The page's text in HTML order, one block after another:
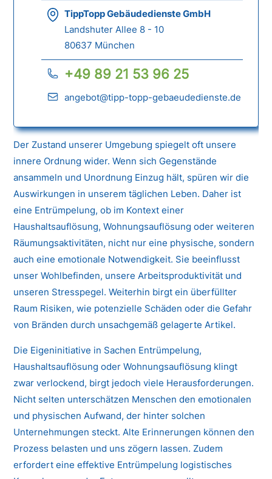
TippTopp Gebäudedienste GmbH
Landshuter Allee 8 - 10
80637 München
+49 89 21 53 96 25
angebot@tipp-topp-gebaeudedienste.de
Der Zustand unserer Umgebung spiegelt oft unsere
innere Ordnung wider. Wenn sich Gegenstände
ansammeln und Unordnung Einzug hält, spüren wir die
Auswirkungen in unserem täglichen Leben. Daher ist
eine Entrümpelung, ob im Kontext einer
Haushaltsauflösung, Wohnungsauflösung oder weiteren
Räumungsaktivitäten, nicht nur eine physische, sondern
auch eine emotionale Notwendigkeit. Sie beeinflusst
unser Wohlbefinden, unsere Arbeitsproduktivität und
unseren Stresspegel. Weiterhin birgt ein überfüllter
Raum Risiken, wie potenzielle Schäden oder die Gefahr
von Bränden durch unsachgemäß gelagerte Artikel.
Die Eigeninitiative in Sachen Entrümpelung,
Haushaltsauflösung oder Wohnungsauflösung klingt
zwar verlockend, birgt jedoch viele Herausforderungen.
Nicht selten unterschätzen Menschen den emotionalen
und physischen Aufwand, der hinter solchen
Unternehmungen steckt. Alte Erinnerungen können den
Prozess belasten und uns zögern lassen. Zudem
erfordert eine effektive Entrümpelung logistisches